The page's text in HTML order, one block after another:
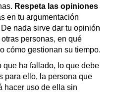
Respeta las opiniones
en tu argumentación
nada sirve dar tu opinión
personas, en qué
cómo gestionan su tiempo.
que ha fallado, lo que debe
para ello, la persona que
hacer uso de ella sin